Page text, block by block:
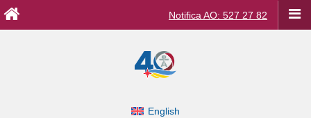
Notifica AO: 527 27 82
English